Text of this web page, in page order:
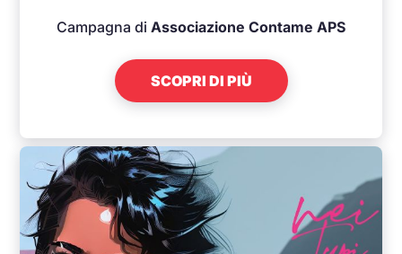
Campagna di Associazione Contame APS
SCOPRI DI PIÙ